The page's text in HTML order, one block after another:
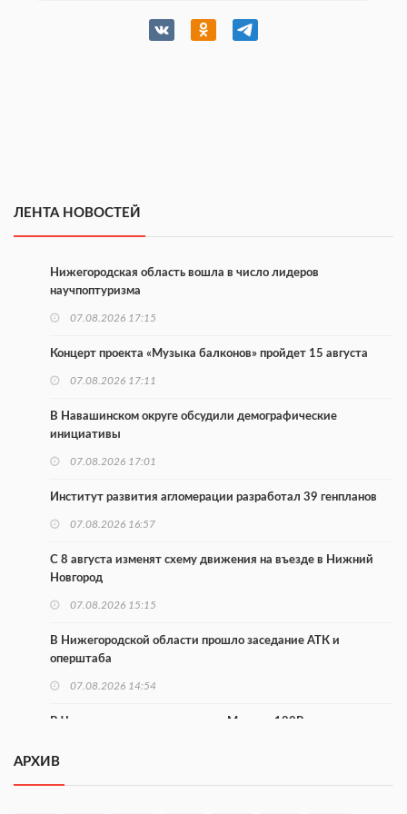
ЛЕНТА НОВОСТЕЙ
Нижегородская область вошла в число лидеров
научпоптуризма
07.08.2026 17:15
Концерт проекта «Музыка балконов» пройдет 15 августа
07.08.2026 17:11
В Навашинском округе обсудили демографические
инициативы
07.08.2026 17:01
Институт развития агломерации разработал 39 генпланов
07.08.2026 16:57
С 8 августа изменят схему движения на въезде в Нижний
Новгород
07.08.2026 15:15
В Нижегородской области прошло заседание АТК и
оперштаба
07.08.2026 14:54
В Чкаловске спустили на воду «Метеор-120Р»
В Нижегородской области выбрали лучшего лесного
АРХИВ